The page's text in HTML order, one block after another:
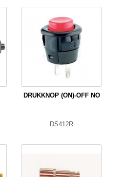
DRUKKNOP (ON)-OFF NO
DS412R